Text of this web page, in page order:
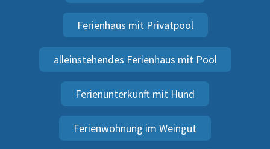
Ferienhaus mit Privatpool
alleinstehendes Ferienhaus mit Pool
Ferienunterkunft mit Hund
Ferienwohnung im Weingut